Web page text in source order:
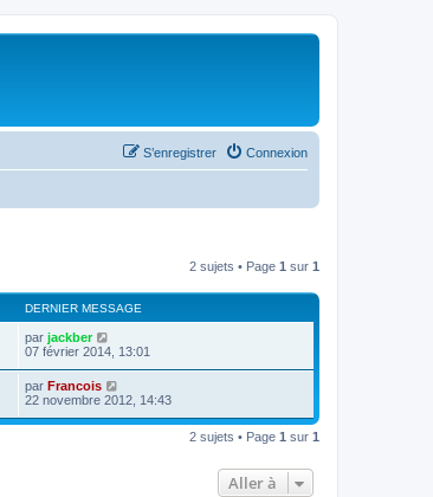
Connexion
S’enregistrer
2 sujets • Page 1 sur 1
DERNIER MESSAGE
par jackber
07 février 2014, 13:01
par Francois
22 novembre 2012, 14:43
2 sujets • Page 1 sur 1
Aller à